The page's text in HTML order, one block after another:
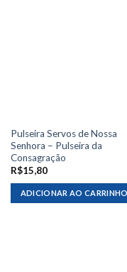
Pulseira Servos de Nossa
Senhora – Pulseira da
Consagração
R$15,80
ADICIONAR AO CARRINHO